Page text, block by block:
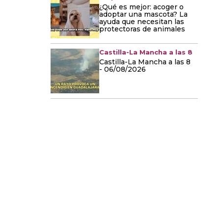
¿Qué es mejor: acoger o
adoptar una mascota? La
ayuda que necesitan las
protectoras de animales
Castilla-La Mancha a las 8
Castilla-La Mancha a las 8
- 06/08/2026